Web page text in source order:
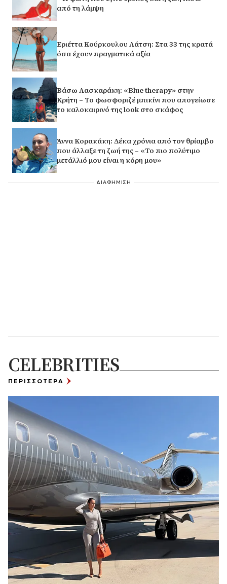
από τη λάμψη
Εριέττα Κούρκουλου Λάτση: Στα 33 της κρατά
όσα έχουν πραγματικά αξία
Βάσω Λασκαράκη: «Blue therapy» στην
Κρήτη – Το φωσφοριζέ μπικίνι που απογείωσε
το καλοκαιρινό της look στο σκάφος
Άννα Κορακάκη: Δέκα χρόνια από τον θρίαμβο
που άλλαξε τη ζωή της – «Το πιο πολύτιμο
μετάλλιό μου είναι η κόρη μου»
ΔΙΑΦΗΜΙΣΗ
CELEBRITIES
ΠΕΡΙΣΣΟΤΕΡΑ